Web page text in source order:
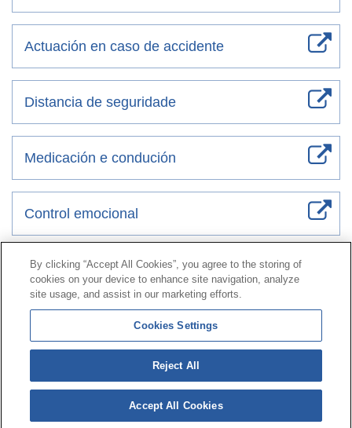
Actuación en caso de accidente
Distancia de seguridade
Medicación e condución
Control emocional
Contacto|Perfil do contratante|Reclamacións
Liña Universal 900 203 203|Zona Privada Comisión de
Prestacións Especiais|Zona Privada Provedor Sanitario
© Mutua Universal 2026| Mapa do sitio | Aviso legal |
Política de Protección de Datos
cookies
Síguenos en:
By clicking “Accept All Cookies”, you agree to the storing of
cookies on your device to enhance site navigation, analyze
site usage, and assist in our marketing efforts.
Cookies Settings
Reject All
Accept All Cookies